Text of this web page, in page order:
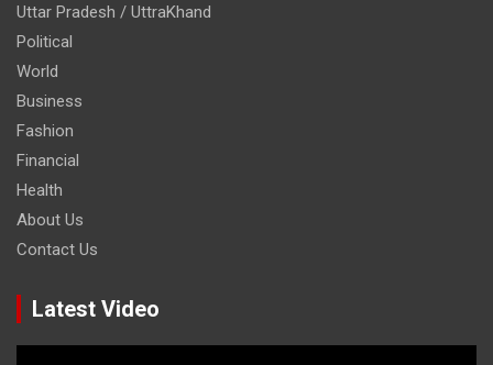
Uttar Pradesh / UttraKhand
Political
World
Business
Fashion
Financial
Health
About Us
Contact Us
Latest Video